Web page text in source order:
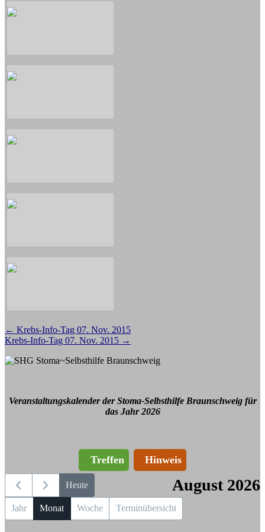
Beitragsnavigation
← Krebs-Info-Tag 07. Nov. 2015
Krebs-Info-Tag 07. Nov. 2015 →
Veranstaltungskalender der Stoma-Selbsthilfe Braunschweig für
das Jahr 2026
Treffen Hinweis
Heute August 2026
Jahr Monat Woche Terminübersicht